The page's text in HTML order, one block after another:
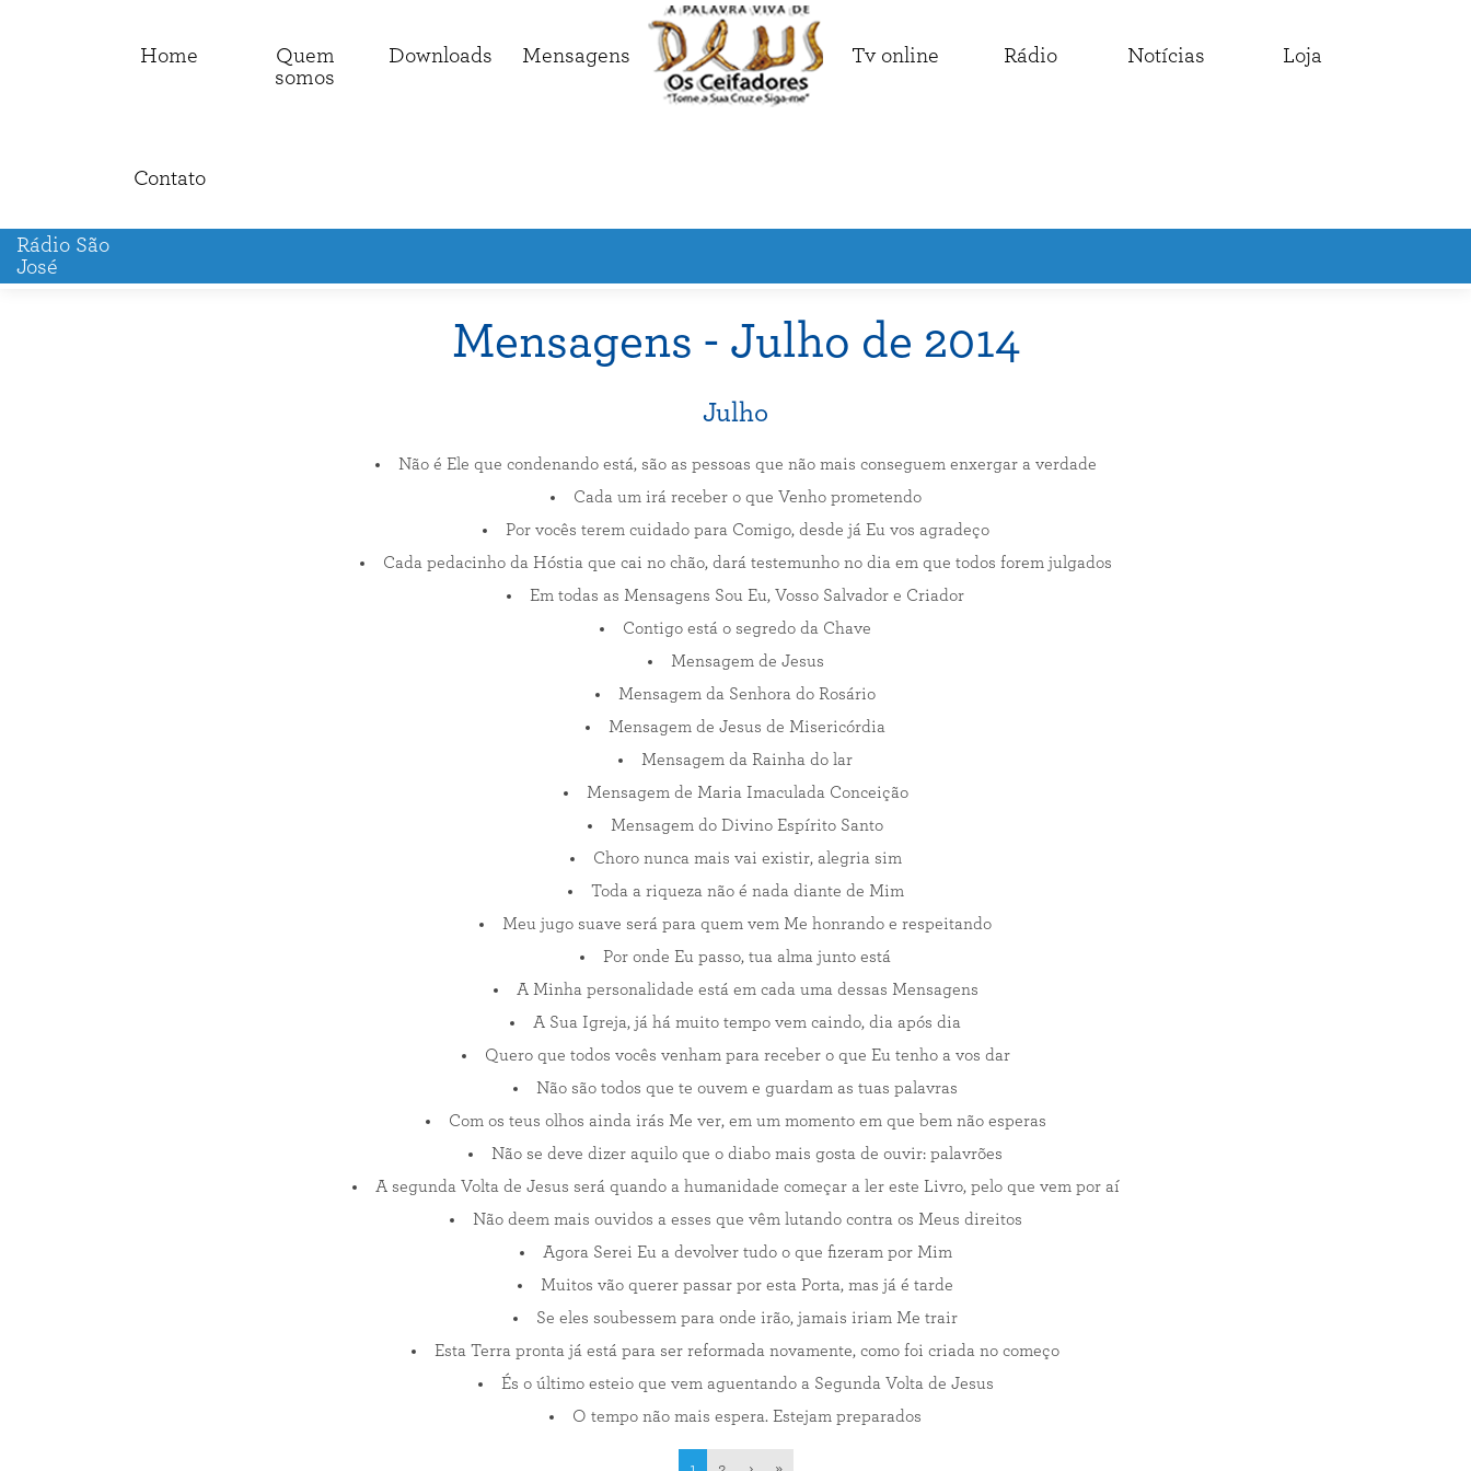
Home
Quem
somos
Downloads Mensagens Tv online Rádio Notícias Loja
Contato
Rádio São
José
Mensagens - Julho de 2014
Julho
Não é Ele que condenando está, são as pessoas que não mais conseguem enxergar a verdade
Cada um irá receber o que Venho prometendo
Por vocês terem cuidado para Comigo, desde já Eu vos agradeço
Cada pedacinho da Hóstia que cai no chão, dará testemunho no dia em que todos forem julgados
Em todas as Mensagens Sou Eu, Vosso Salvador e Criador
Contigo está o segredo da Chave
Mensagem de Jesus
Mensagem da Senhora do Rosário
Mensagem de Jesus de Misericórdia
Mensagem da Rainha do lar
Mensagem de Maria Imaculada Conceição
Mensagem do Divino Espírito Santo
Choro nunca mais vai existir, alegria sim
Toda a riqueza não é nada diante de Mim
Meu jugo suave será para quem vem Me honrando e respeitando
Por onde Eu passo, tua alma junto está
A Minha personalidade está em cada uma dessas Mensagens
A Sua Igreja, já há muito tempo vem caindo, dia após dia
Quero que todos vocês venham para receber o que Eu tenho a vos dar
Não são todos que te ouvem e guardam as tuas palavras
Com os teus olhos ainda irás Me ver, em um momento em que bem não esperas
Não se deve dizer aquilo que o diabo mais gosta de ouvir: palavrões
A segunda Volta de Jesus será quando a humanidade começar a ler este Livro, pelo que vem por aí
Não deem mais ouvidos a esses que vêm lutando contra os Meus direitos
Agora Serei Eu a devolver tudo o que fizeram por Mim
Muitos vão querer passar por esta Porta, mas já é tarde
Se eles soubessem para onde irão, jamais iriam Me trair
Esta Terra pronta já está para ser reformada novamente, como foi criada no começo
És o último esteio que vem aguentando a Segunda Volta de Jesus
O tempo não mais espera. Estejam preparados